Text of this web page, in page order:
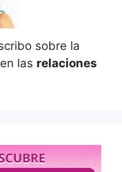
sobre la
las relaciones